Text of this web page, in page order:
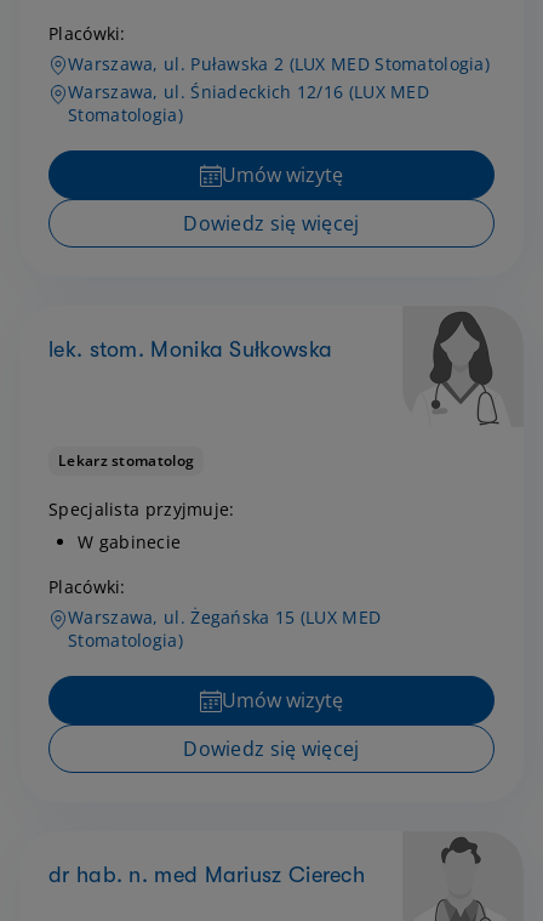
Placówki:
Warszawa, ul. Puławska 2 (LUX MED Stomatologia)
Warszawa, ul. Śniadeckich 12/16 (LUX MED
Stomatologia)
Umów wizytę
Dowiedz się więcej
lek. stom. Monika Sułkowska
Lekarz stomatolog
Specjalista przyjmuje:
W gabinecie
Placówki:
Warszawa, ul. Żegańska 15 (LUX MED
Stomatologia)
Umów wizytę
Dowiedz się więcej
dr hab. n. med Mariusz Cierech